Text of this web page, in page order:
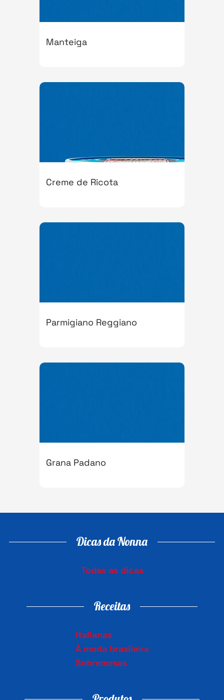
Manteiga
Creme de Ricota
Parmigiano Reggiano
Grana Padano
Dicas da Nonna
Todas as dicas
Receitas
Italianas
À moda brasileira
Sobremesas